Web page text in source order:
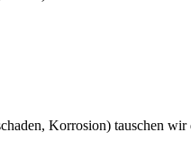
Korrosion) tauschen